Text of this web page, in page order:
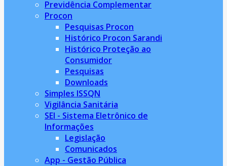
Previdência Complementar
Procon
Pesquisas Procon
Histórico Procon Sarandi
Histórico Proteção ao
Consumidor
Pesquisas
Downloads
Simples ISSQN
Vigilância Sanitária
SEI - Sistema Eletrônico de
Informações
Legislação
Comunicados
App - Gestão Pública